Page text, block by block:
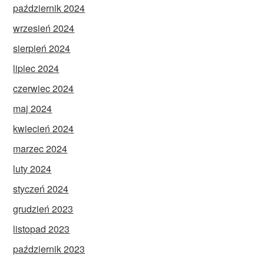
październik 2024
wrzesień 2024
sierpień 2024
lipiec 2024
czerwiec 2024
maj 2024
kwiecień 2024
marzec 2024
luty 2024
styczeń 2024
grudzień 2023
listopad 2023
październik 2023